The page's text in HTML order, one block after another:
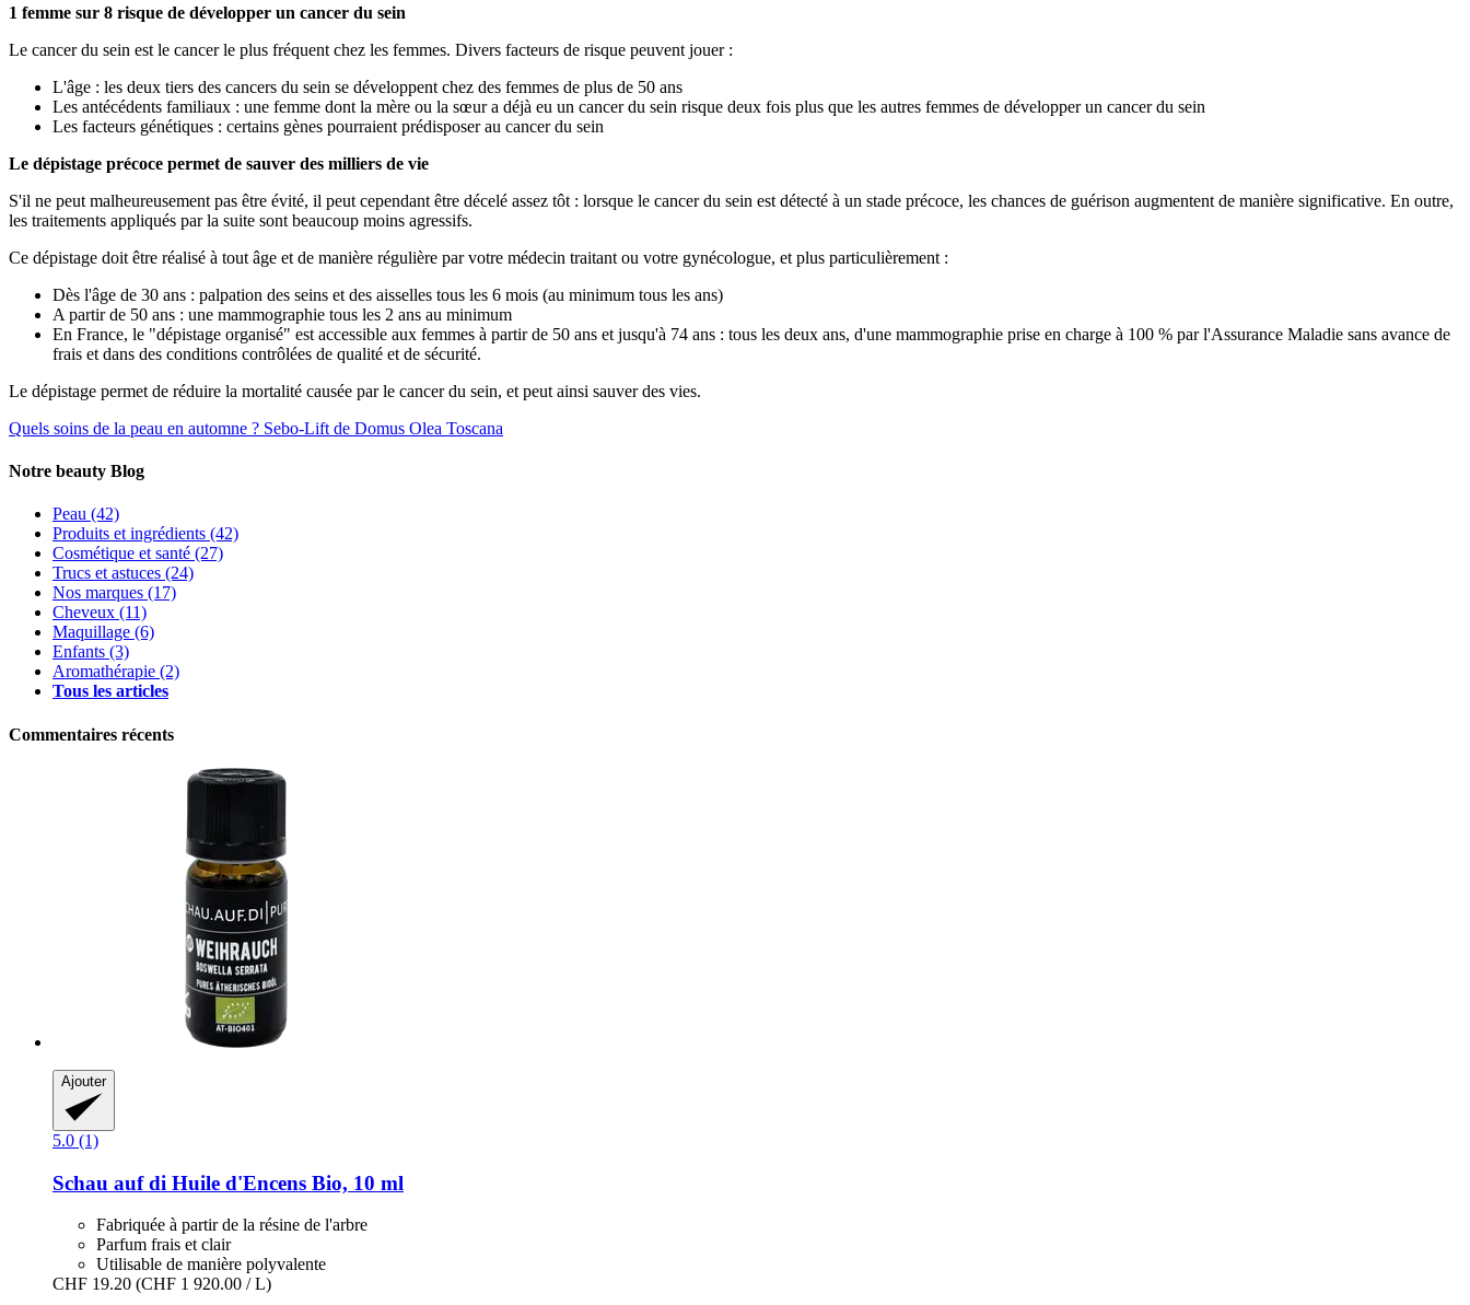
1 femme sur 8 risque de développer un cancer du sein
Le cancer du sein est le cancer le plus fréquent chez les femmes. Divers facteurs de risque peuvent jouer :
L'âge : les deux tiers des cancers du sein se développent chez des femmes de plus de 50 ans
Les antécédents familiaux : une femme dont la mère ou la sœur a déjà eu un cancer du sein risque deux fois plus que les autres femmes de développer un cancer du sein
Les facteurs génétiques : certains gènes pourraient prédisposer au cancer du sein
Le dépistage précoce permet de sauver des milliers de vie
S'il ne peut malheureusement pas être évité, il peut cependant être décelé assez tôt : lorsque le cancer du sein est détecté à un stade précoce, les chances de guérison augmentent de manière significative. En outre,
les traitements appliqués par la suite sont beaucoup moins agressifs.
Ce dépistage doit être réalisé à tout âge et de manière régulière par votre médecin traitant ou votre gynécologue, et plus particulièrement :
Dès l'âge de 30 ans : palpation des seins et des aisselles tous les 6 mois (au minimum tous les ans)
A partir de 50 ans : une mammographie tous les 2 ans au minimum
En France, le "dépistage organisé" est accessible aux femmes à partir de 50 ans et jusqu'à 74 ans : tous les deux ans, d'une mammographie prise en charge à 100 % par l'Assurance Maladie sans avance de
frais et dans des conditions contrôlées de qualité et de sécurité.
Le dépistage permet de réduire la mortalité causée par le cancer du sein, et peut ainsi sauver des vies.
Quels soins de la peau en automne ? Sebo-Lift de Domus Olea Toscana
Notre beauty Blog
Peau (42)
Produits et ingrédients (42)
Cosmétique et santé (27)
Trucs et astuces (24)
Nos marques (17)
Cheveux (11)
Maquillage (6)
Enfants (3)
Aromathérapie (2)
Tous les articles
Commentaires récents
Ajouter
5.0 (1)
Schau auf di Huile d'Encens Bio, 10 ml
Fabriquée à partir de la résine de l'arbre
Parfum frais et clair
Utilisable de manière polyvalente
CHF 19.20 (CHF 1 920.00 / L)